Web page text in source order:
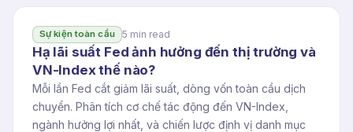
Sự kiện toàn cầu 5 min read
Hạ lãi suất Fed ảnh hưởng đến thị trường và
VN-Index thế nào?
Mỗi lần Fed cắt giảm lãi suất, dòng vốn toàn cầu dịch
chuyển. Phân tích cơ chế tác động đến VN-Index,
ngành hưởng lợi nhất, và chiến lược định vị danh mục